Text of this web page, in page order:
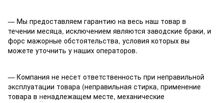
— Мы предоставляем гарантию на весь наш товар в
течении месяца, исключением являются заводские браки, и
форс мажорные обстоятельства, условия которых вы
можете уточнить у наших операторов.
— Компания не несет ответственность при неправильной
эксплуатации товара (неправильная стирка, применение
товара в ненадлежащем месте, механические